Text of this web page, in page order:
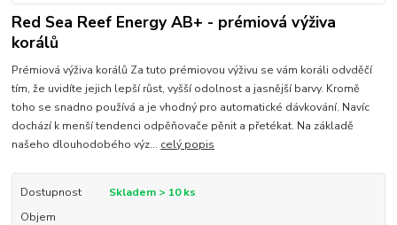
Red Sea Reef Energy AB+ - prémiová výživa
korálů
Prémiová výživa korálů Za tuto prémiovou výživu se vám koráli odvděčí
tím, že uvidíte jejich lepší růst, vyšší odolnost a jasnější barvy. Kromě
toho se snadno používá a je vhodný pro automatické dávkování. Navíc
dochází k menší tendenci odpěňovače pěnit a přetékat. Na základě
našeho dlouhodobého výz... celý popis
Dostupnost
Skladem > 10 ks
Objem